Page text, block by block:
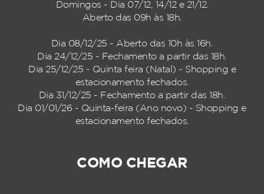
Domingos - Dia 07/12, 14/12 e 21/12.
Aberto das 09h às 18h.
Dia 08/12/25 - Aberto das 10h às 16h.
Dia 24/12/25 - Fechamento a partir das 18h.
Dia 25/12/25 - Quinta feira (Natal) - Shopping e
estacionamento fechados.
Dia 31/12/25 - Fechamento a partir das 18h.
Dia 01/01/26 - Quinta-feira (Ano novo) - Shopping e
estacionamento fechados.
COMO CHEGAR